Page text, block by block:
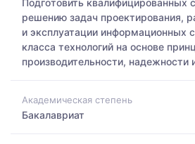
Подготовить квалифицированных
решению задач проектирования,
и эксплуатации информационных
класса технологий на основе
производительности, надежности
Академическая степень
Бакалавриат